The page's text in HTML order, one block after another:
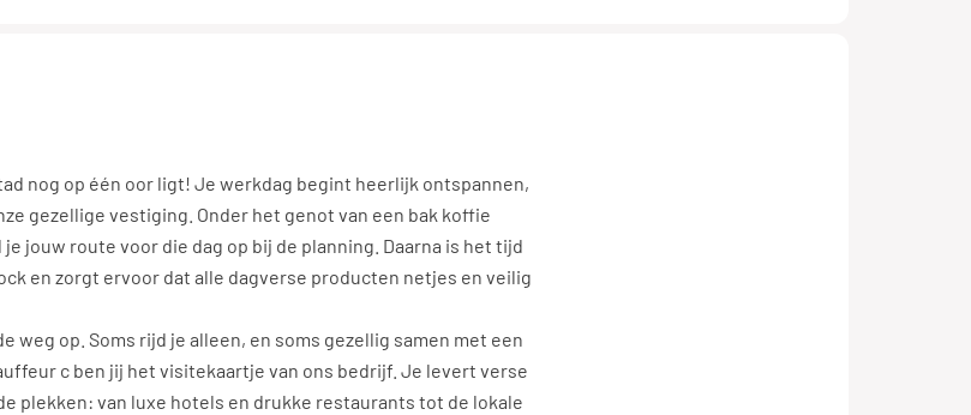
nog op één oor ligt! Je werkdag begint heerlijk ontspannen,
gezellige vestiging. Onder het genot van een bak koffie
jouw route voor die dag op bij de planning. Daarna is het tijd
en zorgt ervoor dat alle dagverse producten netjes en veilig
weg op. Soms rijd je alleen, en soms gezellig samen met een
c ben jij het visitekaartje van ons bedrijf. Je levert verse
plekken: van luxe hotels en drukke restaurants tot de lokale